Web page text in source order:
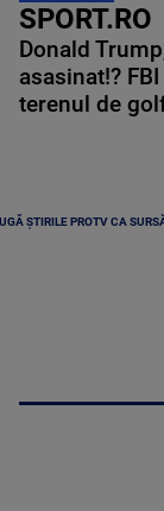
SPORT.RO
Donald
asasinat!?
terenul de
ȘTIRILE PROTV CA